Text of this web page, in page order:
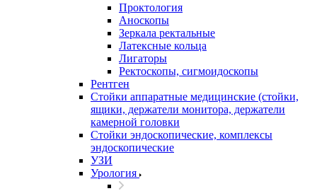
Проктология
Аноскопы
Зеркала ректальные
Латексные кольца
Лигаторы
Ректоскопы, сигмоидоскопы
Рентген
Стойки аппаратные медицинские (стойки,
ящики, держатели монитора, держатели
камерной головки
Стойки эндоскопические, комплексы
эндоскопические
УЗИ
Урология